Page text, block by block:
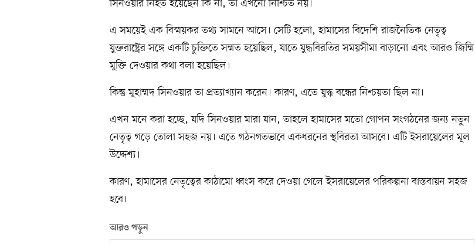
সিনওয়ার নিহত হয়েছেন কি না, তা এখনো নিশ্চিত নয়।
এ সময়েই এক বিস্ময়কর তথ্য সামনে আসে। সেটি হলো, হামাসের বিদেশি রাজনৈতিক নেতৃত্ব
যুক্তরাষ্ট্রের সঙ্গে একটি চুক্তিতে সম্মত হয়েছিল, যাতে যুদ্ধবিরতির সময়সীমা বাড়ানো এবং আরও জিম্মি
মুক্তি দেওয়ার কথা বলা হয়েছিল।
কিন্তু মুহাম্মদ সিনওয়ার তা প্রত্যাখ্যান করেন। কারণ, এতে যুদ্ধ বন্ধের নিশ্চয়তা ছিল না।
এখন মনে করা হচ্ছে, যদি সিনওয়ার মারা যান, তাহলে হামাসের মতো গোপন সংগঠনের জন্য নতুন
নেতৃত্ব গড়ে তোলা সহজ নয়। এতে গঠনগতভাবে একধরনের স্থবিরতা আসবে। এটি ইসরায়েলের মূল
উদ্দেশ্য।
কারণ, হামাসের নেতৃত্বের কাঠামো ধ্বংস করে দেওয়া গেলে ইসরায়েলের পরিকল্পনা বাস্তবায়ন সহজ
হবে।
আরও পড়ুন